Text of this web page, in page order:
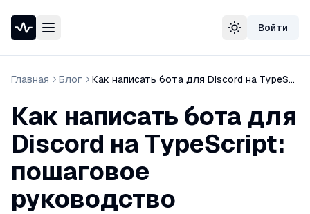
Проверка доступности сайта
Whois домена
Проверка порта
Проверка SSL-сертификата
Проверка в реестре РКН
Сменить тему
Войти
Главная Блог Как написать бота для Discord на TypeScript
Как написать бота для
Discord на TypeScript:
пошаговое
руководство